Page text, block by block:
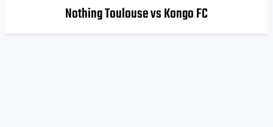
Nothing Toulouse vs Kongo FC